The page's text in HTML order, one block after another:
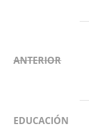
ANTERIOR
EDUCACIÓN